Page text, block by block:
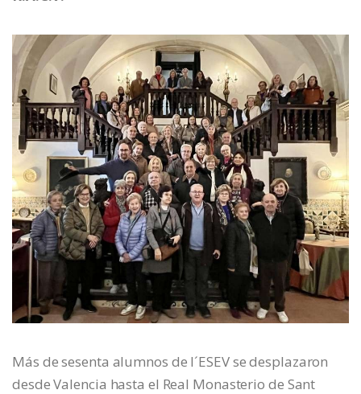
Más de sesenta alumnos de l´ESEV se desplazaron
desde Valencia hasta el Real Monasterio de Sant